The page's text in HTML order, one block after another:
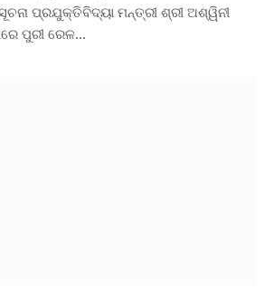
ପ୍ରଯୁକ୍ତିବିଦ୍ୟା ମନ୍ତ୍ରୀ ଶ୍ରୀ ଅଶ୍ୱିନୀ
ପୁରୀ ରେଳ…